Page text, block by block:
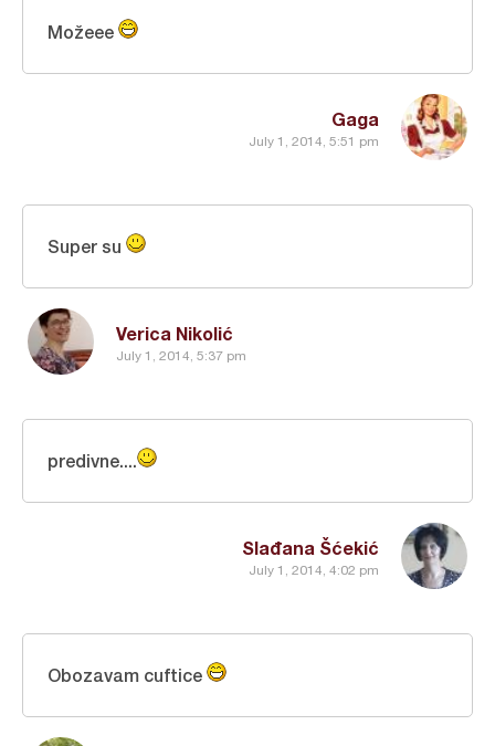
Gaga
July 1, 2014, 5:51 pm
Možeee
Verica Nikolić
July 1, 2014, 5:37 pm
Super su
Slađana Šćekić
July 1, 2014, 4:02 pm
predivne....
Obozavam cuftice